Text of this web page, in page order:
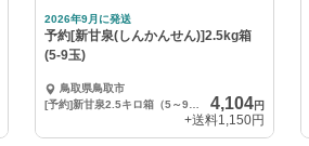
2026年9月に発送
予約[新甘泉(しんかんせん)]2.5kg箱
(5-9玉)
鳥取県鳥取市
4,104円
+送料1,150円